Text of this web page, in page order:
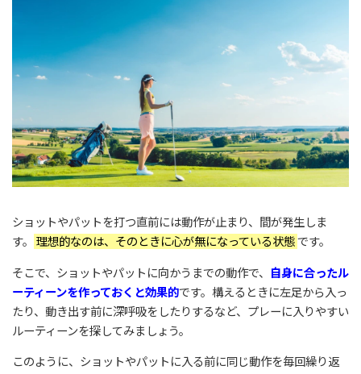
ショットやパットを打つ直前には動作が止まり、間が発生しま
す。
理想的なのは、そのときに心が無になっている状態です。
そこで、ショットやパットに向かうまでの動作で、
自身に合ったル
ーティーンを作っておくと効果的です。構えるときに左足から入っ
たり、動き出す前に深呼吸をしたりするなど、プレーに入りやすい
ルーティーンを探してみましょう。
このように、ショットやパットに入る前に同じ動作を毎回繰り返